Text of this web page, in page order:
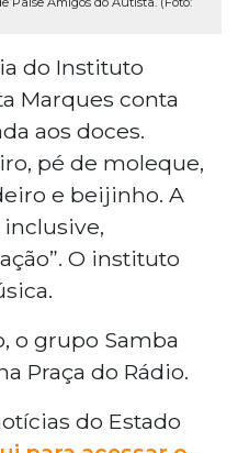
do Instituto
Marques conta
aos doces.
pé de moleque,
e beijinho. A
O instituto
o grupo Samba
Praça do Rádio.
do Estado